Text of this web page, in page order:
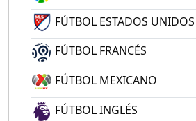
FÚTBOL ESTADOS UNIDOS
FÚTBOL FRANCÉS
FÚTBOL MEXICANO
FÚTBOL INGLÉS